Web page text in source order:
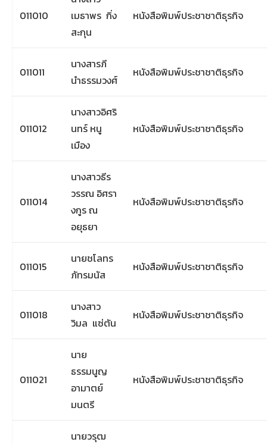
011010
เมธาพร กิ่ง
สะกุน
หนังสือพิมพ์ประชาชาติธุรกิจ
011011
นางสารภี
นำธรรมวงศ์
หนังสือพิมพ์ประชาชาติธุรกิจ
011012
นางสาวอิศริ
นทร์ หนู
เมือง
หนังสือพิมพ์ประชาชาติธุรกิจ
011014
นางสาวธีร
วรรณ อิศรา
งกูร ณ
อยุธยา
หนังสือพิมพ์ประชาชาติธุรกิจ
011015
นายชโลทร
ภัทรมนัส
หนังสือพิมพ์ประชาชาติธุรกิจ
011018
นางสาว
วิมล แซ่ตัน
หนังสือพิมพ์ประชาชาติธุรกิจ
011021
นาย
ธรรมนูญ
อามาตย์
มนตรี
หนังสือพิมพ์ประชาชาติธุรกิจ
นายวรุฒ